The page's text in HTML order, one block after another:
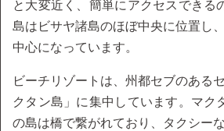
と大変近く、簡単にアクセスできる
島はビサヤ諸島のほぼ中央に位置し
中心になっています。
ビーチリゾートは、州都セブのある
クタン島」に集中しています。マク
の島は橋で繋がれており、タクシー